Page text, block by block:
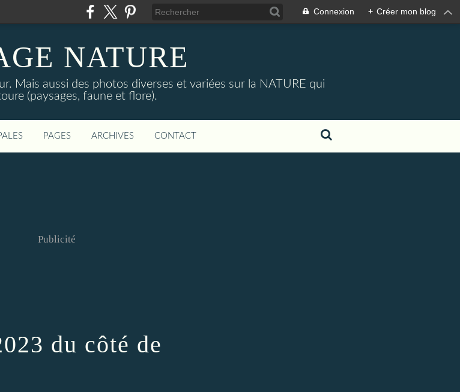
Connexion + Créer mon blog
NATURE
Mais aussi des photos diverses et variées sur la NATURE qui
(paysages, faune et flore).
PAGES ARCHIVES CONTACT
Publicité
du côté de